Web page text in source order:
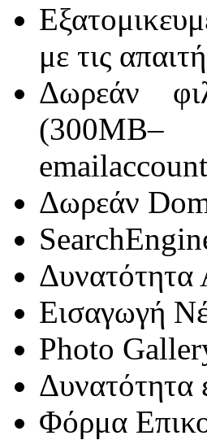
με τις
Δωρεάν
(300MB
email
Δωρεάν
Search
Δυνατότητα
Εισαγωγή
Photo
Δυνατότητα
Φόρμα